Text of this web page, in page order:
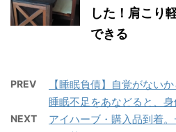
した！肩こり
できる
PREV
【睡眠負債】自覚がない
睡眠不足をあなどると、身
NEXT
アイハーブ・購入品到着